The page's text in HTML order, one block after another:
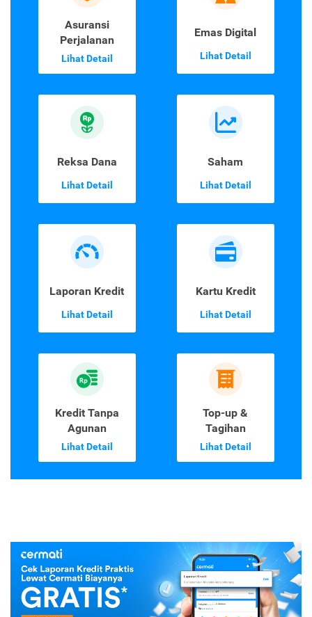
Asuransi
Perjalanan
Lihat Detail
Emas Digital
Lihat Detail
Reksa Dana
Lihat Detail
Saham
Lihat Detail
Laporan Kredit
Lihat Detail
Kartu Kredit
Lihat Detail
Kredit Tanpa
Agunan
Lihat Detail
Top-up &
Tagihan
Lihat Detail